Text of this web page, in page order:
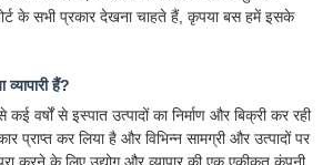
के सभी प्रकार देखना चाहते हैं, कृपया बस हमें इसके
हैं?
वर्षों से इस्पात उत्पादों का निर्माण और बिक्री कर रही
प्राप्त कर लिया है और विभिन्न सामग्री और उत्पादों पर